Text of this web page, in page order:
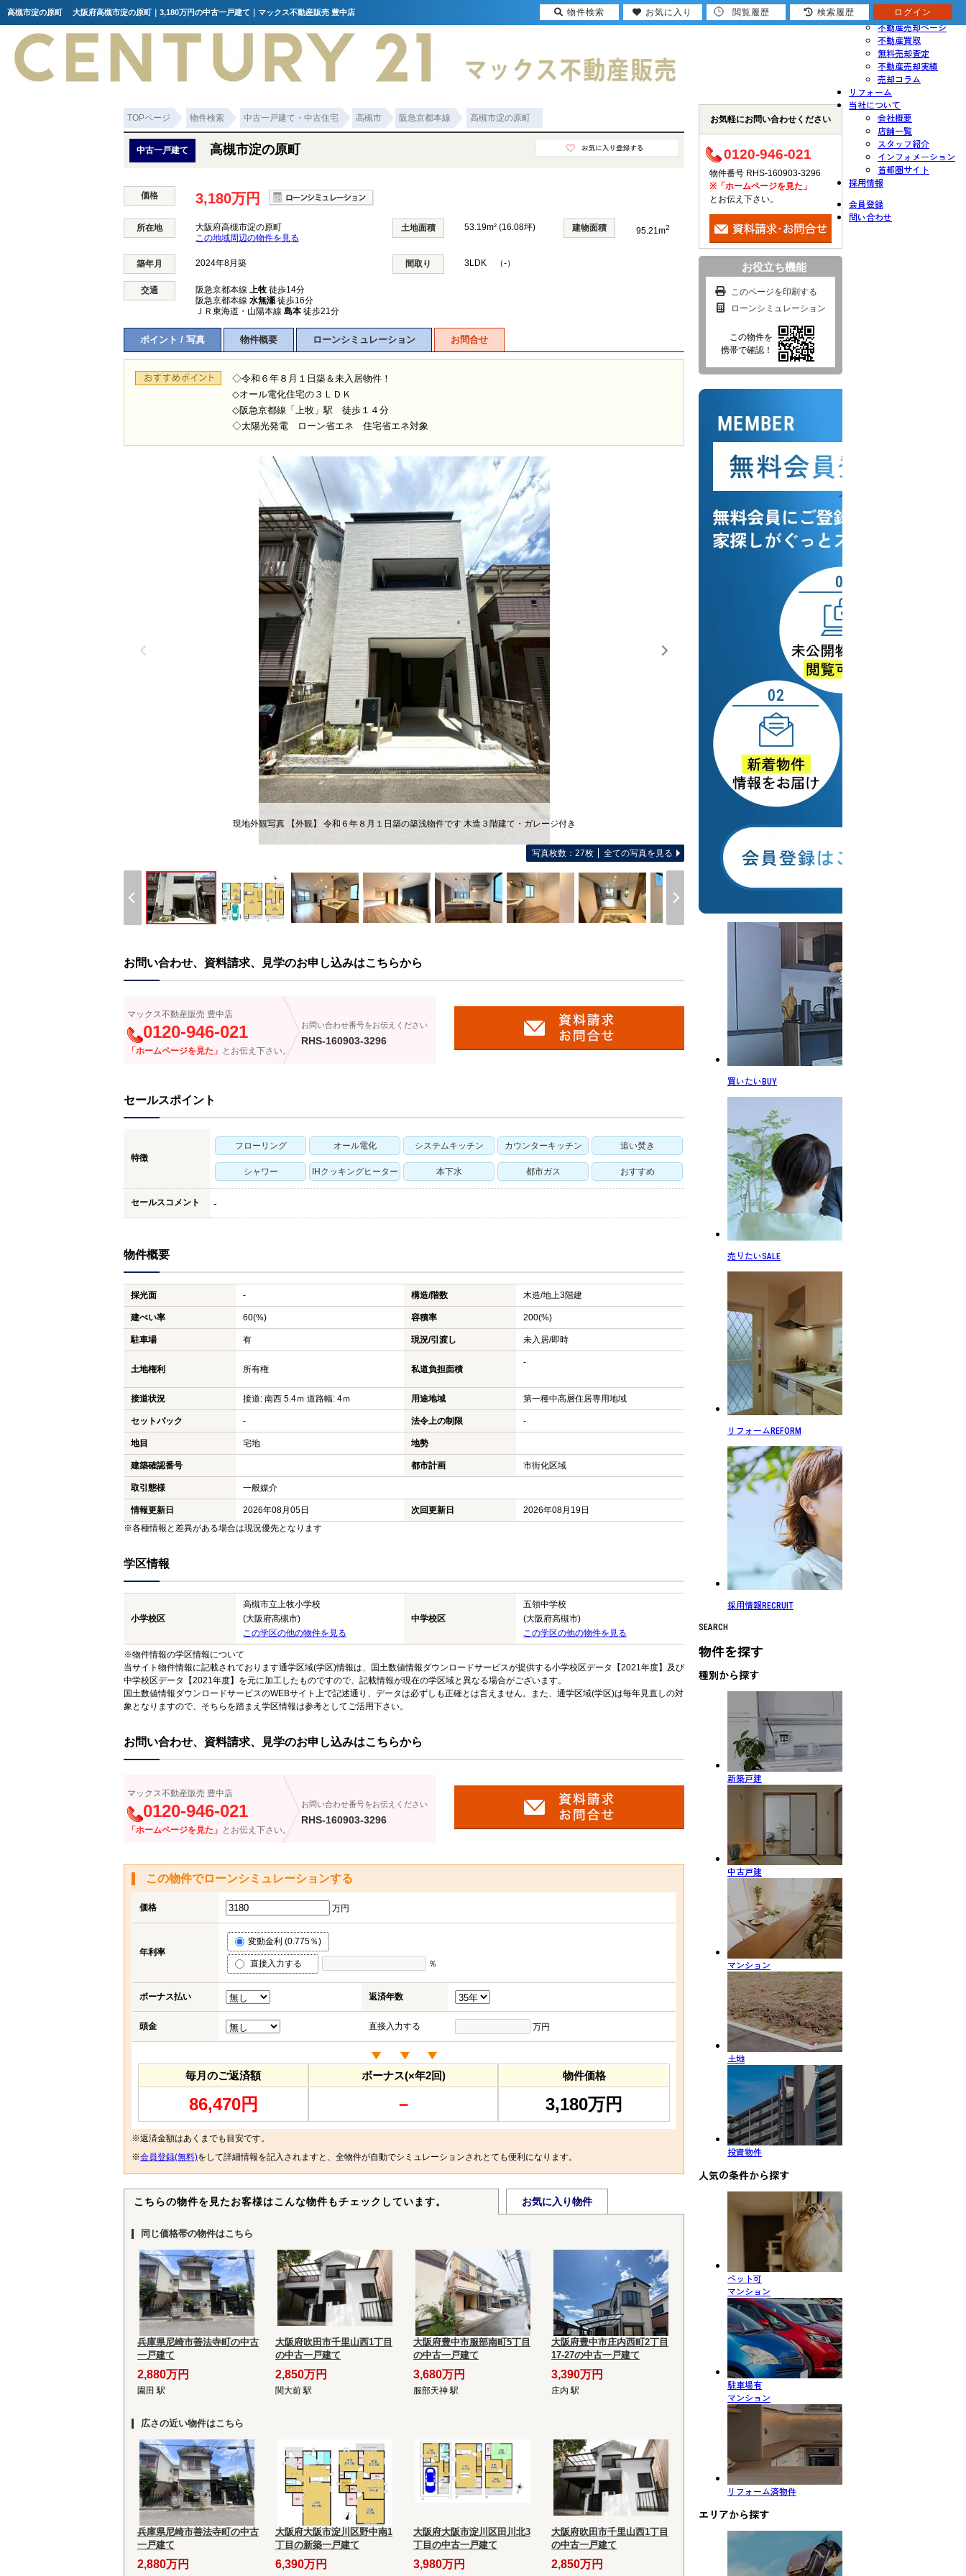
高槻市淀の原町 大阪府高槻市淀の原町｜3,180万円の中古一戸建て｜マックス不動産販売 豊中店
売りたい
不動産売却ページ
不動産買取
無料売却査定
不動産売却実績
売却コラム
リフォーム
当社について
会社概要
店舗一覧
スタッフ紹介
インフォメーション
首都圏サイト
採用情報
会員登録
問い合わせ
TOPページ 物件検索 中古一戸建て・中古住宅 高槻市 阪急京都本線 高槻市淀の原町
中古一戸建て 高槻市淀の原町
価格 3,180万円
所在地
大阪府高槻市淀の原町
この地域周辺の物件を見る
土地面積 53.19m² (16.08坪) 建物面積 95.21m2
築年月 2024年8月築 間取り 3LDK （-）
交通 阪急京都本線 上牧 徒歩14分
阪急京都本線 水無瀬 徒歩16分
ＪＲ東海道・山陽本線 島本 徒歩21分
ポイント / 写真 物件概要 ローンシミュレーション お問合せ
◇令和６年８月１日築＆未入居物件！
◇オール電化住宅の３ＬＤＫ
◇阪急京都線「上牧」駅 徒歩１４分
◇太陽光発電 ローン省エネ 住宅省エネ対象
現地外観写真 【外観】 令和６年８月１日築の築浅物件です 木造３階建て・ガレージ付き 間取り図 【間取り】延床面積：９５．２１平米 築浅未入居
写真枚数：27枚 全ての写真を見る
お問い合わせ、資料請求、見学のお申し込みはこちらから
マックス不動産販売 豊中店
0120-946-021
「ホームページを見た」 とお伝え下さい。
お問い合わせ番号をお伝えください
RHS-160903-3296
セールスポイント
特徴
フローリング オール電化 システムキッチン カウンターキッチン 追い焚き
シャワー IHクッキングヒーター 本下水 都市ガス おすすめ
セールスコメント -
物件概要
採光面 - 構造/階数 木造/地上3階建
建ぺい率 60(%) 容積率 200(%)
駐車場 有 現況/引渡し 未入居/即時
土地権利 所有権 私道負担面積
-
接道状況 接道: 南西 5.4ｍ 道路幅: 4ｍ 用途地域 第一種中高層住居専用地域
セットバック - 法令上の制限 -
地目 宅地 地勢
建築確認番号 都市計画 市街化区域
取引態様 一般媒介
情報更新日 2026年08月05日 次回更新日
2026年08月19日
※各種情報と差異がある場合は現況優先となります
学区情報
小学校区
高槻市立上牧小学校
(大阪府高槻市)
この学区の他の物件を見る
中学校区
五領中学校
(大阪府高槻市)
この学区の他の物件を見る
※物件情報の学区情報について
当サイト物件情報に記載されております通学区域(学区)情報は、国土数値情報ダウンロードサービスが提供する小学校区データ【2021年度】及び
中学校区データ【2021年度】を元に加工したものですので、記載情報が現在の学区域と異なる場合がございます。
国土数値情報ダウンロードサービスのWEBサイト上で記述通り、データは必ずしも正確とは言えません。また、通学区域(学区)は毎年見直しの対
象となりますので、そちらを踏まえ学区情報は参考としてご活用下さい。
お問い合わせ、資料請求、見学のお申し込みはこちらから
マックス不動産販売 豊中店
0120-946-021
「ホームページを見た」 とお伝え下さい。
お問い合わせ番号をお伝えください
RHS-160903-3296
この物件でローンシミュレーションする
価格 万円
年利率
変動金利 (0.775％)
直接入力する ％
ボーナス払い 返済年数
頭金 直接入力する 万円
毎月のご返済額
86,470円
ボーナス(×年2回)
－
物件価格
3,180万円
※返済金額はあくまでも目安です。
※会員登録(無料)をして詳細情報を記入されますと、全物件が自動でシミュレーションされとても便利になります。
こちらの物件を見たお客様はこんな物件もチェックしています。 お気に入り物件
同じ価格帯の物件はこちら
兵庫県尼崎市善法寺町の中古
一戸建て
2,880万円
園田 駅
大阪府吹田市千里山西1丁目
の中古一戸建て
2,850万円
関大前 駅
大阪府豊中市服部南町5丁目
の中古一戸建て
3,680万円
服部天神 駅
大阪府豊中市庄内西町2丁目
17-27の中古一戸建て
3,390万円
庄内 駅
広さの近い物件はこちら
兵庫県尼崎市善法寺町の中古
一戸建て
2,880万円
大阪府大阪市淀川区野中南1
丁目の新築一戸建て
6,390万円
大阪府大阪市淀川区田川北3
丁目の中古一戸建て
3,980万円
大阪府吹田市千里山西1丁目
の中古一戸建て
2,850万円
お気軽にお問い合わせください
0120-946-021
物件番号 RHS-160903-3296
※「ホームページを見た」
とお伝え下さい。
お役立ち機能
このページを印刷する
ローンシミュレーション
この物件を
携帯で確認！
買いたい BUY
売りたいSALE
リフォーム REFORM
採用情報 RECRUIT
SEARCH
物件を探す
種別から探す
新築戸建
中古戸建
マンション
土地
投資物件
人気の条件から探す
ペット可
マンション
駐車場有
マンション
リフォーム済物件
エリアから探す
物件検索 お気に入り 閲覧履歴 検索履歴 ログイン